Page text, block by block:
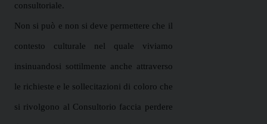
consultoriale.
Non si può e non si deve permettere che il
contesto culturale nel quale viviamo
insinuandosi sottilmente anche attraverso
le richieste e le sollecitazioni di coloro che
si rivolgono al Consultorio faccia perdere